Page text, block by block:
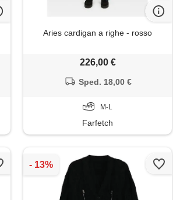
Aries cardigan a righe - rosso
226,00 €
Sped. 18,00 €
M-L
Farfetch